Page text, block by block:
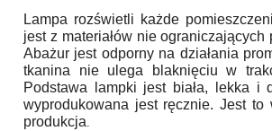
Lampa rozświetli każde
jest z materiałów nie ograniczających
Abażur jest odporny na działania
tkanina nie ulega blaknięciu w
Podstawa lampki jest biała, lekka i
wyprodukowana jest ręcznie. Jest to
produkcja.